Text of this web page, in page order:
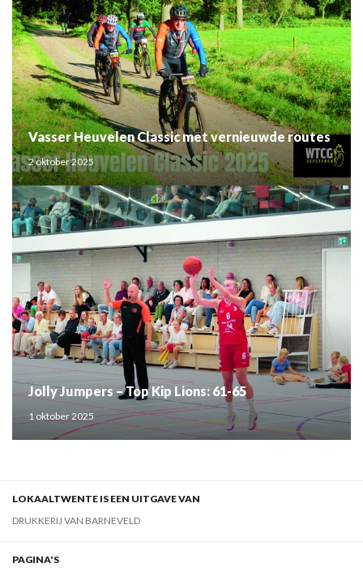
Vasser Heuvelen Classic met vernieuwde routes
2 oktober 2025
Jolly Jumpers – Top Kip Lions: 61-65
1 oktober 2025
LOKAALTWENTE IS EEN UITGAVE VAN
DRUKKERIJ VAN BARNEVELD
PAGINA'S